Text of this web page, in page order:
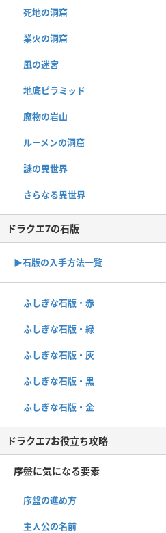
死地の洞窟
業火の洞窟
風の迷宮
地底ピラミッド
魔物の岩山
ルーメンの洞窟
謎の異世界
さらなる異世界
ドラクエ7の石版
▶︎石版の入手方法一覧
ふしぎな石版・赤
ふしぎな石版・緑
ふしぎな石版・灰
ふしぎな石版・黒
ふしぎな石版・金
ドラクエ7お役立ち攻略
序盤に気になる要素
序盤の進め方
主人公の名前